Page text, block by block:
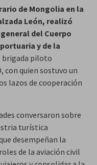
de Mongolia en la
León, realizó
del Cuerpo
y de la
brigada piloto
con quien sostuvo un
lazos de cooperación
conversaron sobre
turística
desempeñan la
de la aviación civil